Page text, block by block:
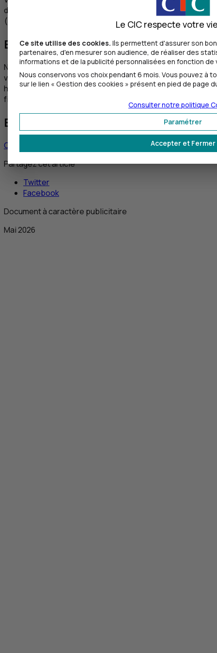
dernière version attendue :
pain.001.001.09
(version 2019), ou à défaut le formatXMLpain.001.001.03.
Besoin d’accompagnement ?
Nous vous invitons à prendre contact avec votre éditeur,
votre interlocuteur bancaire ou assistance logicielle
habituels pour organiser la mise à jour de vos formats de
fichiers.
Besoin de nous contacter ?
Contacter un chargé d’affaires
Partagez cet article
Twitter
Facebook
Document à caractère publicitaire
Mai 2026
Le CIC respecte votre
Ce site utilise des cookies. Ils permettent d'assurer son
partenaires, d'en mesurer son audience, de réaliser des
informations et de la publicité personnalisées en fonction
Nous conservons vos choix pendant 6 mois. Vous pouvez à
sur le lien « Gestion des cookies » présent en pied de page
Accepter et Fermer
Paramétrer
Consulter notre politique